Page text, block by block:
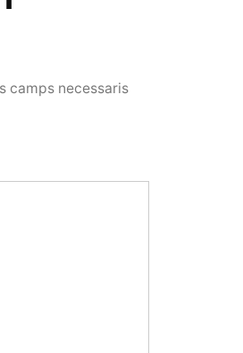
camps necessaris